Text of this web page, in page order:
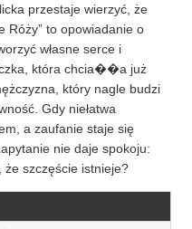
przestaje wierzyć, że
Róży” to opowiadanie o
własne serce i
która chcia��a już
który nagle budzi
Gdy niełatwa
a zaufanie staje się
nie daje spokoju:
że szczęście istnieje?